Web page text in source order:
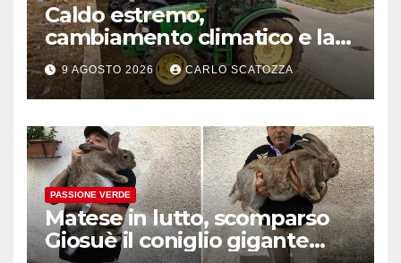
Caldo estremo,
cambiamento climatico e la
follia del mondo agricolo
contro le ( tentate ) politiche
green della UE
9 AGOSTO 2026 CARLO SCATOZZA
PASSIONE VERDE
Matese in lutto, scomparso
Giosuè il coniglio gigante